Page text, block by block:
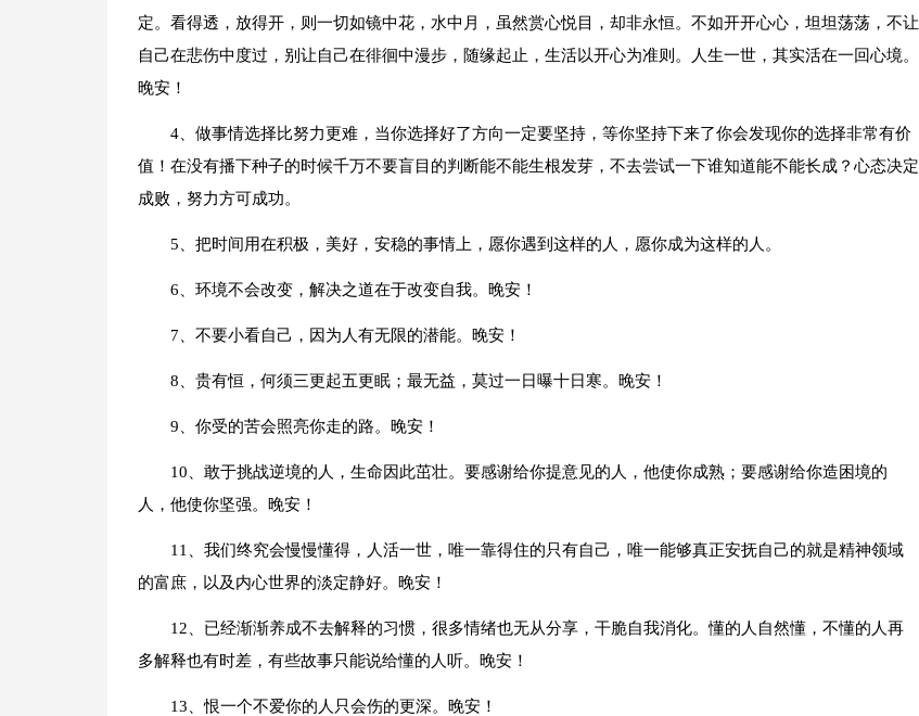
定。看得透，放得开，则一切如镜中花，水中月，虽然赏心悦目，却非永恒。不如开开心心，坦坦荡荡，不让
自己在悲伤中度过，别让自己在徘徊中漫步，随缘起止，生活以开心为准则。人生一世，其实活在一回心境。
晚安！
4、做事情选择比努力更难，当你选择好了方向一定要坚持，等你坚持下来了你会发现你的选择非常有价
值！在没有播下种子的时候千万不要盲目的判断能不能生根发芽，不去尝试一下谁知道能不能长成？心态决定
成败，努力方可成功。
5、把时间用在积极，美好，安稳的事情上，愿你遇到这样的人，愿你成为这样的人。
6、环境不会改变，解决之道在于改变自我。晚安！
7、不要小看自己，因为人有无限的潜能。晚安！
8、贵有恒，何须三更起五更眠；最无益，莫过一日曝十日寒。晚安！
9、你受的苦会照亮你走的路。晚安！
10、敢于挑战逆境的人，生命因此茁壮。要感谢给你提意见的人，他使你成熟；要感谢给你造困境的
人，他使你坚强。晚安！
11、我们终究会慢慢懂得，人活一世，唯一靠得住的只有自己，唯一能够真正安抚自己的就是精神领域
的富庶，以及内心世界的淡定静好。晚安！
12、已经渐渐养成不去解释的习惯，很多情绪也无从分享，干脆自我消化。懂的人自然懂，不懂的人再
多解释也有时差，有些故事只能说给懂的人听。晚安！
13、恨一个不爱你的人只会伤的更深。晚安！